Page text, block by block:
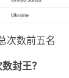
次数前五名
封王？